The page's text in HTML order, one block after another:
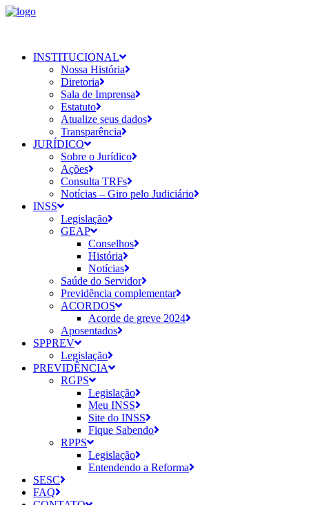
INSTITUCIONAL
Nossa História
Diretoria
Sala de Imprensa
Estatuto
Atualize seus dados
Transparência
JURÍDICO
Sobre o Jurídico
Ações
Consulta TRFs
Notícias – Giro pelo Judiciário
INSS
Legislação
GEAP
Conselhos
História
Notícias
Saúde do Servidor
Previdência complementar
ACORDOS
Acorde de greve 2024
Aposentados
SPPREV
Legislação
PREVIDÊNCIA
RGPS
Legislação
Meu INSS
Site do INSS
Fique Sabendo
RPPS
Legislação
Entendendo a Reforma
SESC
FAQ